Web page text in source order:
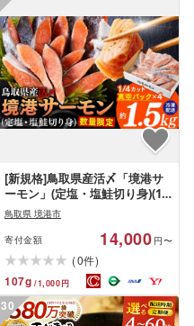
[新規格]鳥取県産活〆「境港サ
ーモン」(定塩・塩鮭切り身)(1/4
カット真空パック×4・合計約
1.5kg)[鳥取県 境港市]
鳥取県 境港市
寄付金額 14,000 円〜
(0件)
107g /1,000円
30